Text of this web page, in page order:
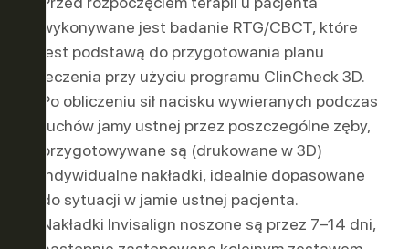
wykonywane jest badanie RTG/CBCT, które
jest podstawą do przygotowania planu
leczenia przy użyciu programu ClinCheck 3D.
Po obliczeniu sił nacisku wywieranych podczas
ruchów jamy ustnej przez poszczególne zęby,
przygotowywane są (drukowane w 3D)
indywidualne nakładki, idealnie dopasowane
do sytuacji w jamie ustnej pacjenta.
Nakładki Invisalign noszone są przez 7–14 dni,